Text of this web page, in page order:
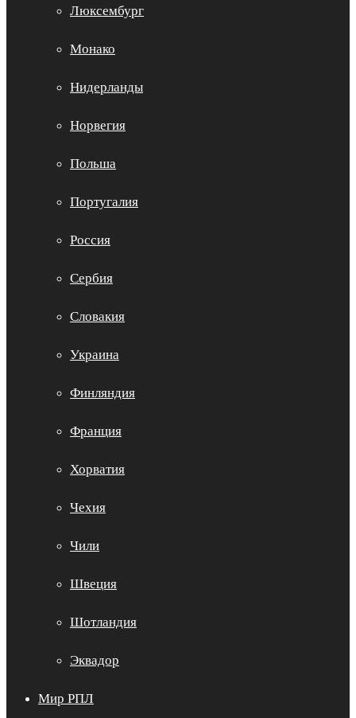
Люксембург
Монако
Нидерланды
Норвегия
Польша
Португалия
Россия
Сербия
Словакия
Украина
Финляндия
Франция
Хорватия
Чехия
Чили
Швеция
Шотландия
Эквадор
Мир РПЛ